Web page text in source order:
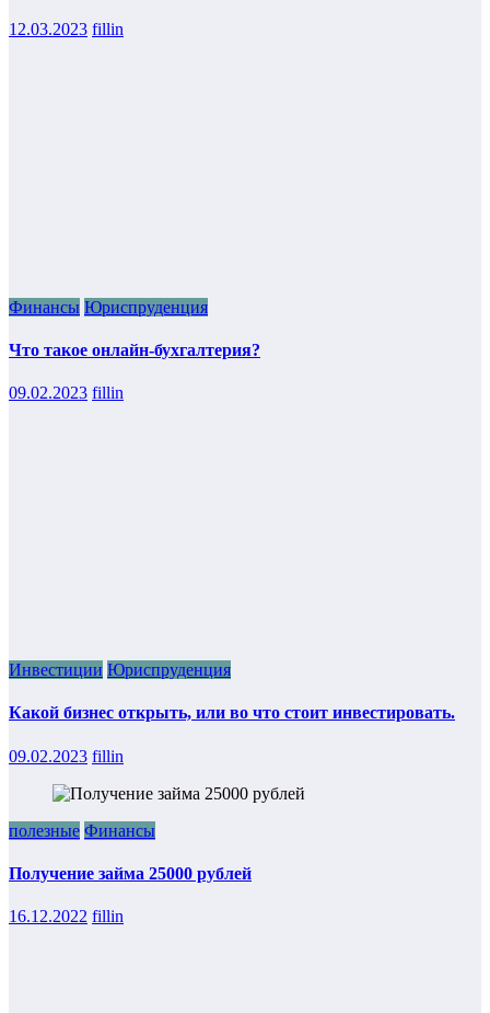
12.03.2023 fillin
Финансы Юриспруденция
Что такое онлайн-бухгалтерия?
09.02.2023 fillin
Инвестиции Юриспруденция
Какой бизнес открыть, или во что стоит инвестировать.
09.02.2023 fillin
полезные Финансы
Получение займа 25000 рублей
16.12.2022 fillin